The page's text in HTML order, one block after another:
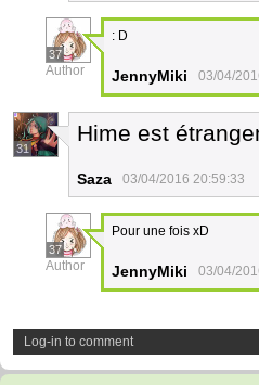
37
Author
: D
JennyMiki 03/04/
31
Hime est
Saza 03/04/2016 20:59:33
37
Author
Pour une fois xD
JennyMiki 03/04/
Log-in to comment